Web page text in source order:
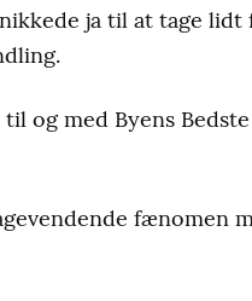
ja til at tage
og med Byens
fænomen